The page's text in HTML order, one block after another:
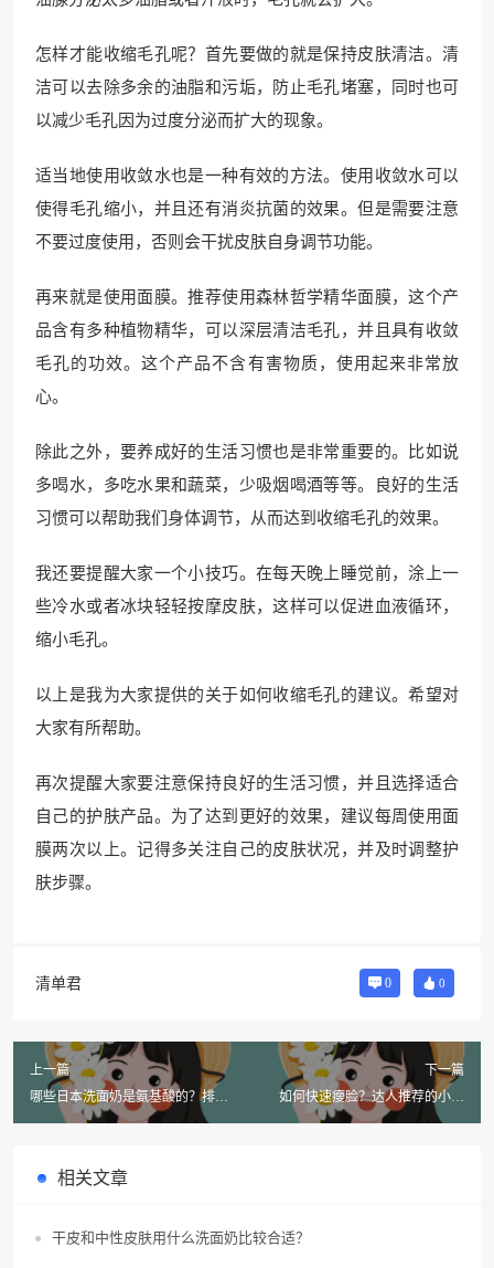
怎样才能收缩毛孔呢？首先要做的就是保持皮肤清洁。清
洁可以去除多余的油脂和污垢，防止毛孔堵塞，同时也可
以减少毛孔因为过度分泌而扩大的现象。
适当地使用收敛水也是一种有效的方法。使用收敛水可以
使得毛孔缩小，并且还有消炎抗菌的效果。但是需要注意
不要过度使用，否则会干扰皮肤自身调节功能。
再来就是使用面膜。推荐使用森林哲学精华面膜，这个产
品含有多种植物精华，可以深层清洁毛孔，并且具有收敛
毛孔的功效。这个产品不含有害物质，使用起来非常放
心。
除此之外，要养成好的生活习惯也是非常重要的。比如说
多喝水，多吃水果和蔬菜，少吸烟喝酒等等。良好的生活
习惯可以帮助我们身体调节，从而达到收缩毛孔的效果。
我还要提醒大家一个小技巧。在每天晚上睡觉前，涂上一
些冷水或者冰块轻轻按摩皮肤，这样可以促进血液循环，
缩小毛孔。
以上是我为大家提供的关于如何收缩毛孔的建议。希望对
大家有所帮助。
再次提醒大家要注意保持良好的生活习惯，并且选择适合
自己的护肤产品。为了达到更好的效果，建议每周使用面
膜两次以上。记得多关注自己的皮肤状况，并及时调整护
肤步骤。
清单君 0 0
上一篇
哪些日本洗面奶是氨基酸的？排名
如何？
下一篇
如何快速瘦脸？达人推荐的小窍
门！
相关文章
干皮和中性皮肤用什么洗面奶比较合适？